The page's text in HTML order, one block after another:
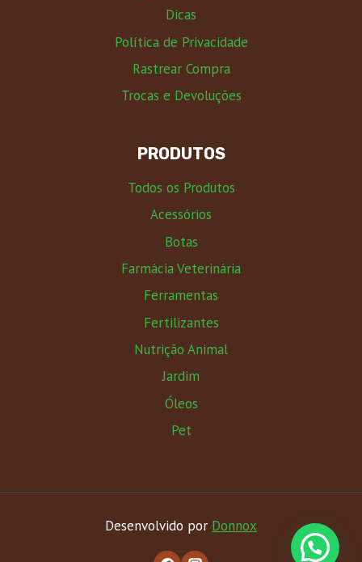
Dicas
Política de Privacidade
Rastrear Compra
Trocas e Devoluções
PRODUTOS
Todos os Produtos
Acessórios
Botas
Farmácia Veterinária
Ferramentas
Fertilizantes
Nutrição Animal
Jardim
Óleos
Pet
Desenvolvido por Donnox